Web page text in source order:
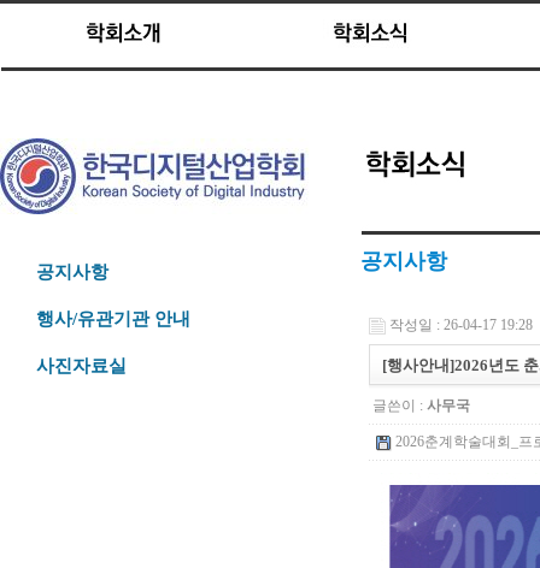
공지사항
행사/유관기관 안내
사진자료실
공지사항
작성일 : 26-04-17 19:28
[행사안내]2026년도
글쓴이 : 사무국
2026춘계학술대회_프